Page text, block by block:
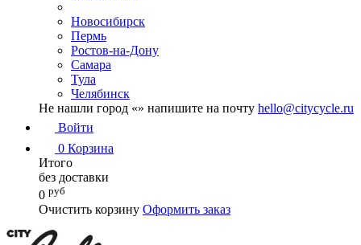
Новосибирск
Пермь
Ростов-на-Дону
Самара
Тула
Челябинск
Не нашли город «» напишите на почту hello@citycycle.ru
Войти
0 Корзина
Итого
без доставки
0 руб
Очистить корзину Оформить заказ